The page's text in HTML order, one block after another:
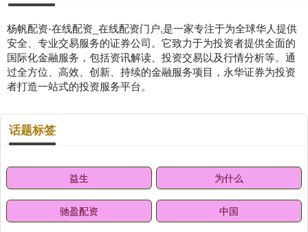
杨帆配资-在线配资_在线配资门户,是一家专注于为全球华人提供
安全、专业交易服务的证券公司。它致力于为投资者提供全面的
国际化金融服务，包括资讯解读、投资交易以及行情分析等。通
过全方位、高效、创新、持续的金融服务项目，永华证券为投资
者打造一站式的投资服务平台。
话题标签
益生 为什么
驰盈配资 中国